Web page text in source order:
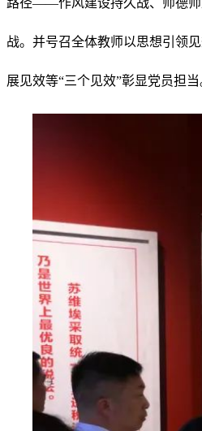
路径——作风建设持久战、师德师
战。并号召全体教师以思想引领
展见效等“三个见效”彰显党员担当